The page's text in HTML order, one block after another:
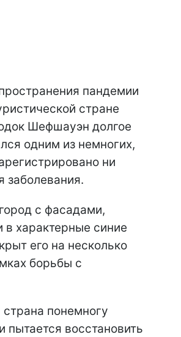
пандемии
стране
Шефшауэн долгое
одним из немногих,
ни
заболевания.
с фасадами,
характерные синие
его на несколько
борьбы с
страна понемногу
пытается восстановить